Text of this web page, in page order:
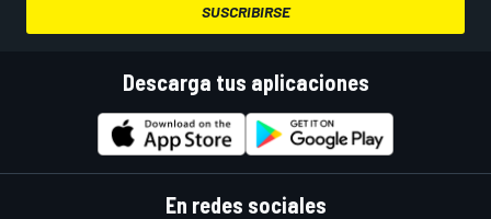
SUSCRIBIRSE
Descarga tus aplicaciones
En redes sociales